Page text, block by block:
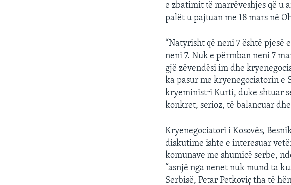
e zbatimit të marrëveshjes që u
palët u pajtuan me 18 mars në
“Natyrisht që neni 7 është pjesë
neni 7. Nuk e përmban neni 7
gjë zëvendësi im dhe
ka pasur me kryenegociatorin e
kryeministri Kurti, duke shtuar
konkret, serioz, të balancuar
Kryenegociatori i Kosovës,
diskutime ishte e interesuar
komunave me shumicë serbe,
“asnjë nga nenet nuk mund ta
Serbisë, Petar Petkoviç tha të